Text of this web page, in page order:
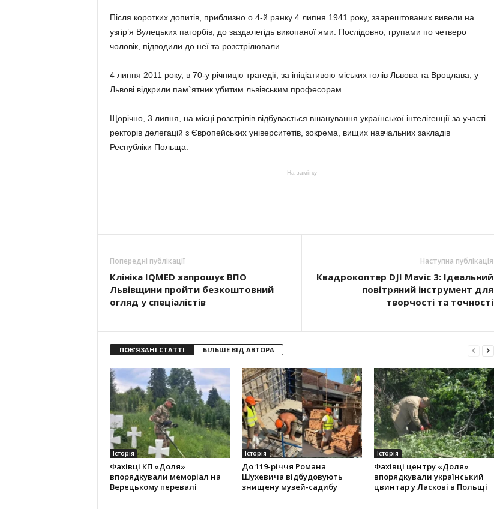
Після коротких допитів, приблизно о 4-й ранку 4 липня 1941 року, заарештованих вивели на
узгір’я Вулецьких пагорбів, до заздалегідь викопаної ями. Послідовно, групами по четверо
чоловік, підводили до неї та розстрілювали.
4 липня 2011 року, в 70-у річницю трагедії, за ініціативою міських голів Львова та Вроцлава, у
Львові відкрили пам`ятник убитим львівським професорам.
Щорічно, 3 липня, на місці розстрілів відбувається вшанування української інтелігенції за участі
ректорів делегацій з Європейських університетів, зокрема, вищих навчальних закладів
Республіки Польща.
На замітку
Попередні публікації
Клініка IQMED запрошує ВПО
Львівщини пройти безкоштовний
огляд у спеціалістів
Наступна публікація
Квадрокоптер DJI Mavic 3: Ідеальний
повітряний інструмент для
творчості та точності
ПОВ'ЯЗАНІ СТАТТІ БІЛЬШЕ ВІД АВТОРА
Історія
Фахівці КП «Доля»
впорядкували меморіал на
Верецькому перевалі
Історія
До 119-річчя Романа
Шухевича відбудовують
знищену музей-садибу
Історія
Фахівці центру «Доля»
впорядкували український
цвинтар у Ласкові в Польщі